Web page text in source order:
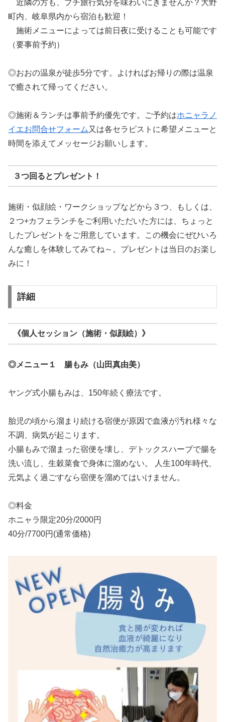
近隣の方も、プチ旅行気分を味わいにきませんか？大野
町内、岐阜県内から宿泊も歓迎！
施術メニューによっては前日夜に受けることも可能です
（要事前予約）
◎おおの温泉が徒歩5分です。よければお帰りの際は温泉
で癒されて帰ってください。
◎施術＆ランチは事前予約優先です。ご予約はホニャラノ
イエお問合せフォーム 又は各セラピストに希望メニューと
時間を添えてメッセージお願いします。
３つ回るとプレゼント！
施術・似顔絵・ワークショップなどから３つ、もしくは、
２つ+カフェランチをご利用いただいた方には、ちょっと
したプレゼントをご用意しています。この機会にぜひいろ
んな癒しを体験してみてね～。プレゼントは当日のお楽し
みに！
詳細
《個人セッション（施術・似顔絵）》
◎メニュー１ 腸もみ（山田真由美）
ヤング式小腸もみは、150年続く療法です。
胎児の頃から溜まり続ける宿便が原因で血液が汚れ様々な
不調、病気が起こります。
小腸もみで溜まった宿便を壊し、デトックスハーブで腸を
洗い流し、生穀菜食で身体に溜めない。 人生100年時代、
元気よく過ごすなら宿便を溜めてはいけません。
◎料金
ホニャラ限定20分/2000円
40分/7700円(通常価格)